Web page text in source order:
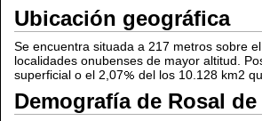
Ubicación geográfica
Se encuentra situada a 217 metros sobre
localidades onubenses de mayor altitud.
superficial o el 2,07
del los 10.128 km2
Demografía de Rosal